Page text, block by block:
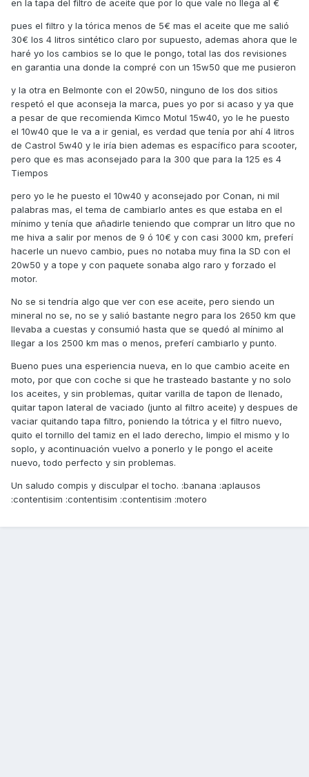
en la tapa del filtro de aceite que por lo que vale no llega al €
pues el filtro y la tórica menos de 5€ mas el aceite que me salió
30€ los 4 litros sintético claro por supuesto, ademas ahora que le
haré yo los cambios se lo que le pongo, total las dos revisiones
en garantia una donde la compré con un 15w50 que me pusieron
y la otra en Belmonte con el 20w50, ninguno de los dos sitios
respetó el que aconseja la marca, pues yo por si acaso y ya que
a pesar de que recomienda Kimco Motul 15w40, yo le he puesto
el 10w40 que le va a ir genial, es verdad que tenía por ahí 4 litros
de Castrol 5w40 y le iría bien ademas es espacífico para scooter,
pero que es mas aconsejado para la 300 que para la 125 es 4
Tiempos
pero yo le he puesto el 10w40 y aconsejado por Conan, ni mil
palabras mas, el tema de cambiarlo antes es que estaba en el
mínimo y tenía que añadirle teniendo que comprar un litro que no
me hiva a salir por menos de 9 ó 10€ y con casi 3000 km, preferí
hacerle un nuevo cambio, pues no notaba muy fina la SD con el
20w50 y a tope y con paquete sonaba algo raro y forzado el
motor.
No se si tendría algo que ver con ese aceite, pero siendo un
mineral no se, no se y salió bastante negro para los 2650 km que
llevaba a cuestas y consumió hasta que se quedó al mínimo al
llegar a los 2500 km mas o menos, preferí cambiarlo y punto.
Bueno pues una esperiencia nueva, en lo que cambio aceite en
moto, por que con coche si que he trasteado bastante y no solo
los aceites, y sin problemas, quitar varilla de tapon de llenado,
quitar tapon lateral de vaciado (junto al filtro aceite) y despues de
vaciar quitando tapa filtro, poniendo la tótrica y el filtro nuevo,
quito el tornillo del tamiz en el lado derecho, limpio el mismo y lo
soplo, y acontinuación vuelvo a ponerlo y le pongo el aceite
nuevo, todo perfecto y sin problemas.
Un saludo compis y disculpar el tocho. :banana :aplausos
:contentisim :contentisim :contentisim :motero